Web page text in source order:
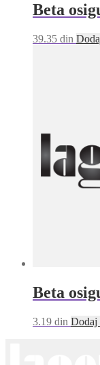
Beta
39.35 din
Beta
3.19 din Dodaj